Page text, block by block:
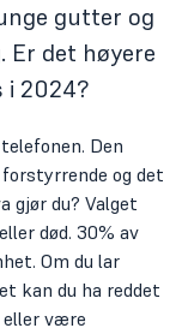
gutter og
Er det høyere
i 2024?
Den
og det
gjør du? Valget
død. 30% av
Om du lar
kan du ha reddet
eller være